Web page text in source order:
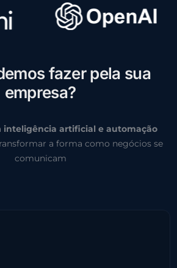
emos fazer pela sua
empresa?
inteligência artificial e automação
a forma como negócios se
comunicam